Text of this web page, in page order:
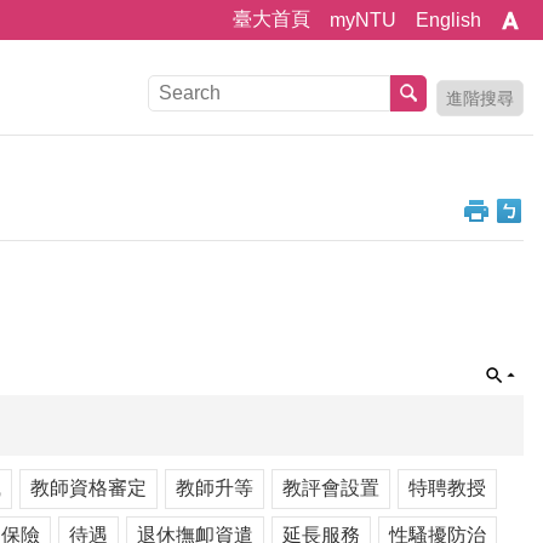
臺大首頁 myNTU English
進階搜尋
教師資格審定 教師升等 教評會設置 特聘教授
險 待遇 退休撫卹資遣 延長服務 性騷擾防治